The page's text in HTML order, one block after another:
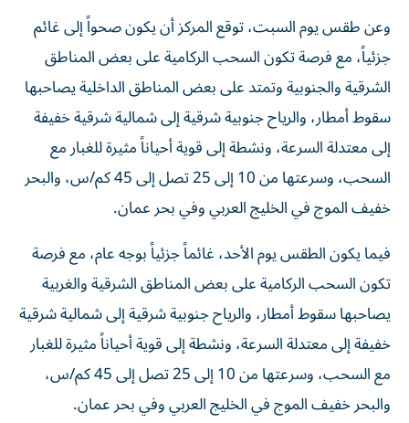
وعن طقس يوم السبت، توقع المركز أن يكون صحواً إلى غائم
جزئياً، مع فرصة تكون السحب الركامية على بعض المناطق
الشرقية والجنوبية وتمتد على بعض المناطق الداخلية يصاحبها
سقوط أمطار، والرياح جنوبية شرقية إلى شمالية شرقية خفيفة
إلى معتدلة السرعة، ونشطة إلى قوية أحياناً مثيرة للغبار مع
السحب، وسرعتها من 10 إلى 25 تصل إلى 45 كم/س، والبحر
خفيف الموج في الخليج العربي وفي بحر عمان.
فيما يكون الطقس يوم الأحد، غائماً جزئياً بوجه عام، مع فرصة
تكون السحب الركامية على بعض المناطق الشرقية والغربية
يصاحبها سقوط أمطار، والرياح جنوبية شرقية إلى شمالية شرقية
خفيفة إلى معتدلة السرعة، ونشطة إلى قوية أحياناً مثيرة للغبار
مع السحب، وسرعتها من 10 إلى 25 تصل إلى 45 كم/س،
والبحر خفيف الموج في الخليج العربي وفي بحر عمان.